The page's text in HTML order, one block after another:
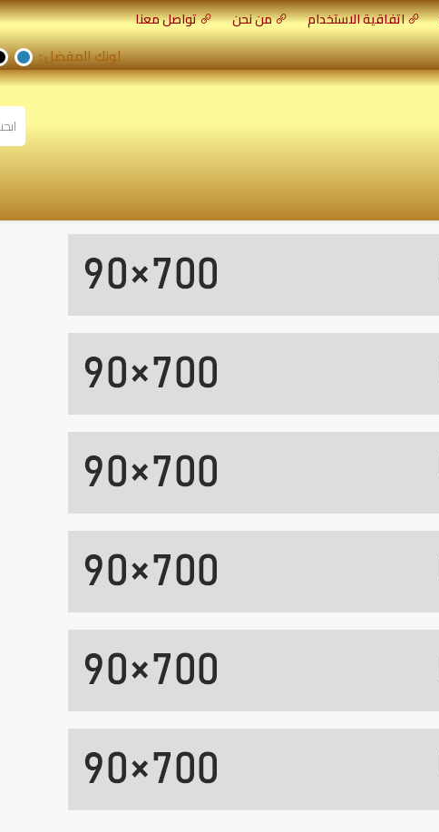
اتفاقية الاستخدام من نحن تواصل معنا
لونك المفضل :